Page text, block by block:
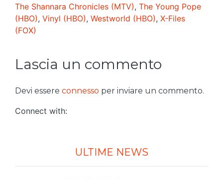
The Shannara Chronicles (MTV), The Young Pope
(HBO), Vinyl (HBO), Westworld (HBO), X-Files
(FOX)
Lascia un commento
Devi essere connesso per inviare un commento.
Connect with:
ULTIME NEWS